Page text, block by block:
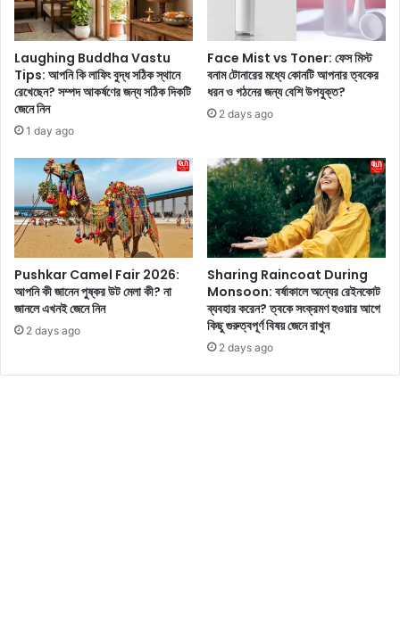
কে
'
র
তে
র
সু
জা
ন্ড
'
ব
লা
হ
য়
ট
অ্
যা
ন্ড
সে
ক্সি
অ
তা
জি
র
হ
য়ে
ছে
ন
দি
Laughing Buddha Vastu
Tips: আপনি কি লাফিং বুদ্ধ সঠিক স্থানে
রেখেছেন? সম্পদ আকর্ষণের জন্য সঠিক দিকটি
জেনে নিন
1 day ago
Face Mist vs Toner: ফেস মিস্ট
বনাম টোনারের মধ্যে কোনটি আপনার ত্বকের
ধরন ও গঠনের জন্য বেশি উপযুক্ত?
2 days ago
Pushkar Camel Fair 2026:
আপনি কী জানেন পুষ্কর উট মেলা কী? না
জানলে এখনই জেনে নিন
2 days ago
Sharing Raincoat During
Monsoon: বর্ষাকালে অন্যের রেইনকোট
ব্যবহার করেন? ত্বকে সংক্রমণ হওয়ার আগে
কিছু গুরুত্বপূর্ণ বিষয় জেনে রাখুন
2 days ago